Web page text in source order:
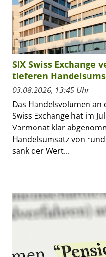
SIX Swiss Exchange
tieferen
03.08.2026, 13:45 Uhr
Das Handelsvolumen an
Swiss Exchange hat im
Vormonat klar
Handelsumsatz von
sank der Wert...